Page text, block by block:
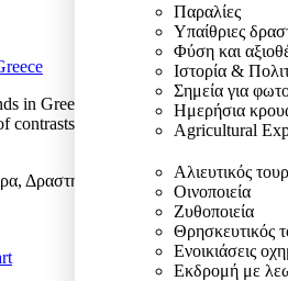
Παραλίες
Υπαίθριες
Φύση και
Ιστορία &
Σημεία για
Ημερήσια
Agricultural
Αλιευτικός
Οινοποιεία
Ζυθοποιεία
Θρησκευτικός
Ενοικιάσεις
Εκδρομή με
Greece, not only because of its
contrasts: dramatic cliffs and calm
Ιστορία και